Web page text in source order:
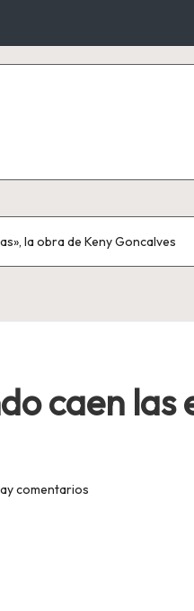
la obra de Keny Goncalves
caen
comentarios